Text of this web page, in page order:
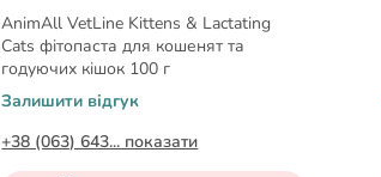
AnimAll VetLine Kittens & Lactating
Cats фітопаста для кошенят та
годуючих кішок 100 г
Залишити відгук
+38 (063) 643... показати